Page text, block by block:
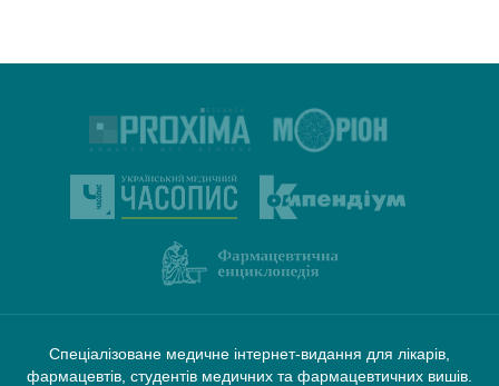
Спеціалізоване медичне інтернет-видання для лікарів,
фармацевтів, студентів медичних та фармацевтичних вишів.